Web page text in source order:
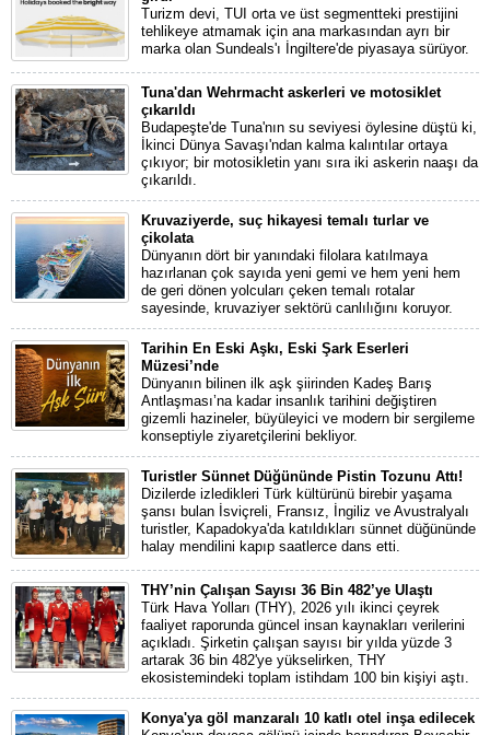
Turizm devi, TUI orta ve üst segmentteki prestijini
tehlikeye atmamak için ana markasından ayrı bir
marka olan Sundeals'ı İngiltere'de piyasaya sürüyor.
Tuna'dan Wehrmacht askerleri ve motosiklet
çıkarıldı
Budapeşte'de Tuna'nın su seviyesi öylesine düştü ki,
İkinci Dünya Savaşı'ndan kalma kalıntılar ortaya
çıkıyor; bir motosikletin yanı sıra iki askerin naaşı da
çıkarıldı.
Kruvaziyerde, suç hikayesi temalı turlar ve
çikolata
Dünyanın dört bir yanındaki filolara katılmaya
hazırlanan çok sayıda yeni gemi ve hem yeni hem
de geri dönen yolcuları çeken temalı rotalar
sayesinde, kruvaziyer sektörü canlılığını koruyor.
Tarihin En Eski Aşkı, Eski Şark Eserleri
Müzesi’nde
Dünyanın bilinen ilk aşk şiirinden Kadeş Barış
Antlaşması’na kadar insanlık tarihini değiştiren
gizemli hazineler, büyüleyici ve modern bir sergileme
konseptiyle ziyaretçilerini bekliyor.
Turistler Sünnet Düğününde Pistin Tozunu Attı!
Dizilerde izledikleri Türk kültürünü birebir yaşama
şansı bulan İsviçreli, Fransız, İngiliz ve Avustralyalı
turistler, Kapadokya'da katıldıkları sünnet düğününde
halay mendilini kapıp saatlerce dans etti.
THY’nin Çalışan Sayısı 36 Bin 482’ye Ulaştı
Türk Hava Yolları (THY), 2026 yılı ikinci çeyrek
faaliyet raporunda güncel insan kaynakları verilerini
açıkladı. Şirketin çalışan sayısı bir yılda yüzde 3
artarak 36 bin 482'ye yükselirken, THY
ekosistemindeki toplam istihdam 100 bin kişiyi aştı.
Konya'ya göl manzaralı 10 katlı otel inşa edilecek